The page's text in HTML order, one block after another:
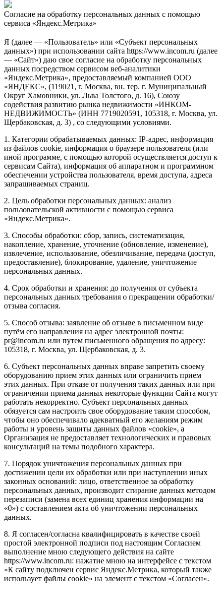
Согласие на обработку персональных данных с помощью
сервиса «Яндекс.Метрика»
Я (далее — «Пользователь» или «Субъект персональных
данных») при использовании сайта https://www.incom.ru (далее
— «Сайт») даю свое согласие на обработку персональных
данных посредством сервисом веб-аналитики
«Яндекс.Метрика», предоставляемый компанией ООО
«ЯНДЕКС», (119021, г. Москва, вн. тер. г. Муниципальный
Округ Хамовники, ул. Льва Толстого, д. 16), Союзу
содействия развитию рынка недвижимости «ИНКОМ-
НЕДВИЖИМОСТЬ» (ИНН 7719020591, 105318, г. Москва, ул.
Щербаковская, д. 3) , со следующими условиями.
1. Категории обрабатываемых данных: IP-адрес, информация
из файлов cookie, информация о браузере пользователя (или
иной программе, с помощью которой осуществляется доступ к
сервисам Сайта), информация об аппаратном и программном
обеспечении устройства пользователя, время доступа, адреса
запрашиваемых страниц.
2. Цель обработки персональных данных: анализ
пользовательской активности с помощью сервиса
«Яндекс.Метрика».
3. Способы обработки: сбор, запись, систематизация,
накопление, хранение, уточнение (обновление, изменение),
извлечение, использование, обезличивание, передача (доступ,
предоставление), блокирование, удаление, уничтожение
персональных данных.
4. Срок обработки и хранения: до получения от субъекта
персональных данных требования о прекращении обработки/
отзыва согласия.
5. Способ отзыва: заявление об отзыве в письменном виде
путём его направления на адрес электронной почты:
pr@incom.ru или путем письменного обращения по адресу:
105318, г. Москва, ул. Щербаковская, д. 3.
6. Субъект персональных данных вправе запретить своему
оборудованию прием этих данных или ограничить прием
этих данных. При отказе от получения таких данных или при
ограничении приема данных некоторые функции Сайта могут
работать некорректно. Субъект персональных данных
обязуется сам настроить свое оборудование таким способом,
чтобы оно обеспечивало адекватный его желаниям режим
работы и уровень защиты данных файлов «cookie», а
Организация не предоставляет технологических и правовых
консультаций на темы подобного характера.
7. Порядок уничтожения персональных данных при
достижении цели их обработки или при наступлении иных
законных оснований: лицо, ответственное за обработку
персональных данных, производит стирание данных методом
перезаписи (замена всех единиц хранения информации на
«0») с составлением акта об уничтожении персональных
данных.
8. Я согласен/согласна квалифицировать в качестве своей
простой электронной подписи под настоящим Согласием
выполнение мною следующего действия на сайте
https://www.incom.ru: нажатие мною на интерфейсе с текстом
«К сайту подключен сервис Яндекс.Метрика, который также
использует файлы cookie» на элемент с текстом «Согласен».